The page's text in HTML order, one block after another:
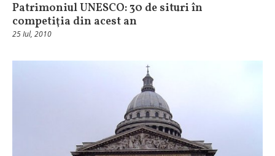
Patrimoniul UNESCO: 30 de situri în
competiţia din acest an
25 Iul, 2010